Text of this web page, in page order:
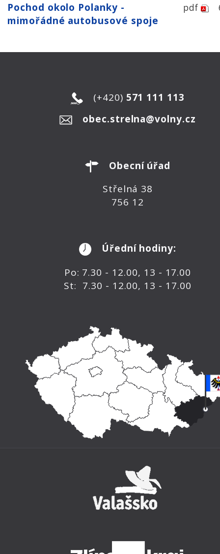
Pochod okolo Polanky -
mimořádné autobusové spoje
pdf
(+420) 571 111 113
obec.strelna@volny.cz
Obecní úřad
Střelná 38
756 12
Úřední hodiny:
Po: 7.30 - 12.00, 13 - 17.00
St: 7.30 - 12.00, 13 - 17.00